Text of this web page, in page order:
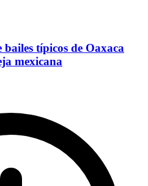
típicos de Oaxaca
mexicana